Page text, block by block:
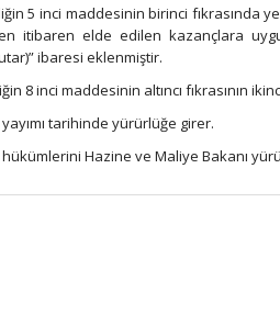
5 inci maddesinin birinci fıkrasında
itibaren elde edilen kazançlara
ibaresi eklenmiştir.
8 inci maddesinin altıncı fıkrasının
tarihinde yürürlüğe girer.
hükümlerini Hazine ve Maliye Bakanı